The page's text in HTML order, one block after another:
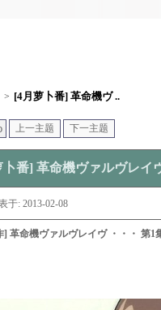
> [4月萝卜番] 革命機ヴ ..
上一主题 下一主题
卜番] 革命機ヴァルヴレ
于: 2013-02-08
] 革命機ヴァルヴレイヴ ・・・ 第